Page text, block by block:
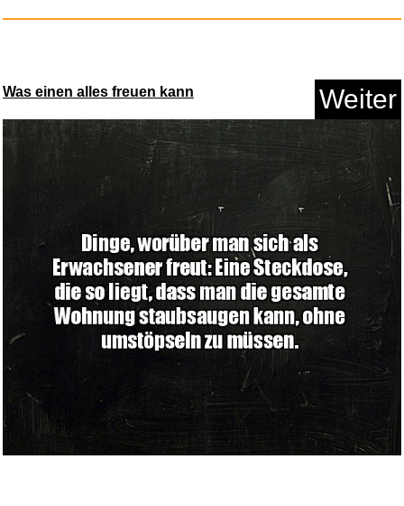
Gefährliche Brandung - Po...
Anzeige
Solarfilter Blatt 210x210mm f&...
Was einen alles freuen kann Weiter